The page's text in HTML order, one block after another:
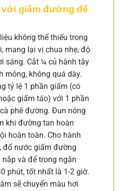
với giấm đường để
không thể thiếu trong
mang lại vị chua nhẹ, độ
sáng. Cắt ¼ củ hành tây
mỏng, không quá dày.
tỷ lệ 1 phần giấm (có
giấm táo) với 1 phần
phê đường. Đun nóng
khi đường tan hoàn
hoàn toàn. Cho hành
đổ nước giấm đường
và để trong ngăn
phút, tốt nhất là 1-2 giờ.
sẽ chuyển màu hơi